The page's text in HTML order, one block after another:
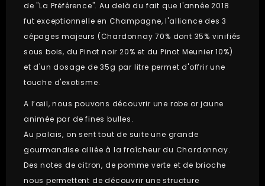
de "La Préférence". Au delà du fait que l'année 2018
fut exceptionnelle en Champagne, l'alliance des 3
cépages majeurs (Chardonnay 70% dont 35% vinifiés
sous bois, du Pinot noir 20% et du Pinot Meunier 10%)
et d'un dosage de 35g par litre permet d'offrir une
touche d'exotisme.
A l’œil, nous pouvons découvrir une robe or jaune
animée par de fines bulles.
Au palais, on sent tout de suite une grande
gourmandise alliée à la fraîcheur du Chardonnay.
Des notes de citron, de pomme verte et de brioche
nous permettent de découvrir une structure